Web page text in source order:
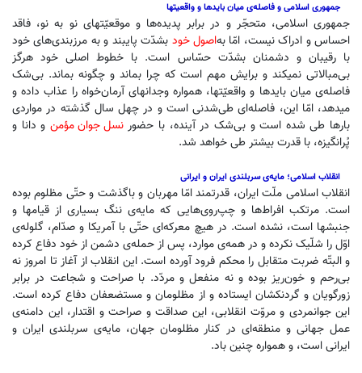
جمهوری اسلامی و فاصله‌ی میان بایدها و واقعیتها
جمهوری اسلامی، متحجّر و در برابر پدیده‌ها و موقعیّتهای نو به نو، فاقد
احساس و ادراک نیست، امّا بهاصول خود بشدّت پایبند و به مرزبندی‌های خود
با رقیبان و دشمنان بشدّت حسّاس است. با خطوط اصلی خود هرگز
بی‌مبالاتی نمیکند و برایش مهم است که چرا بماند و چگونه بماند. بی‌شک
فاصله‌ی میان بایدها و واقعیّتها، همواره وجدانهای آرمان‌خواه را عذاب داده و
میدهد، امّا این، فاصله‌ای طی‌شدنی است و در چهل سال گذشته در مواردی
بارها طی شده است و بی‌شک در آینده، با حضورنسل جوان مؤمن و دانا و
پُرانگیزه، با قدرت بیشتر طی خواهد شد.
انقلاب اسلامی؛ مایه‌ی سربلندی ایران و ایرانی
انقلاب اسلامی ملّت ایران، قدرتمند امّا مهربان و باگذشت و حتّی مظلوم بوده
است. مرتکب افراط‌ها و چپ‌روی‌هایی که مایه‌ی ننگ بسیاری از قیامها و
جنبشها است، نشده است. در هیچ معرکه‌ای حتّی با آمریکا و صدّام، گلوله‌ی
اوّل را شلّیک نکرده و در همه‌ی موارد، پس ‌از حمله‌ی دشمن از خود دفاع کرده
و البتّه ضربت متقابل را محکم فرود آورده است. این انقلاب از آغاز تا امروز نه
بی‌رحم و خون‌ریز بوده و نه منفعل و مردّد. با صراحت و شجاعت در برابر
زورگویان و گردنکشان ایستاده و از مظلومان و مستضعفان دفاع کرده است.
این جوانمردی و مروّت انقلابی، این صداقت و صراحت و اقتدار، این دامنه‌ی
عمل جهانی و منطقه‌ای در کنار مظلومان جهان، مایه‌ی سربلندی ایران و
ایرانی است، و همواره چنین باد.